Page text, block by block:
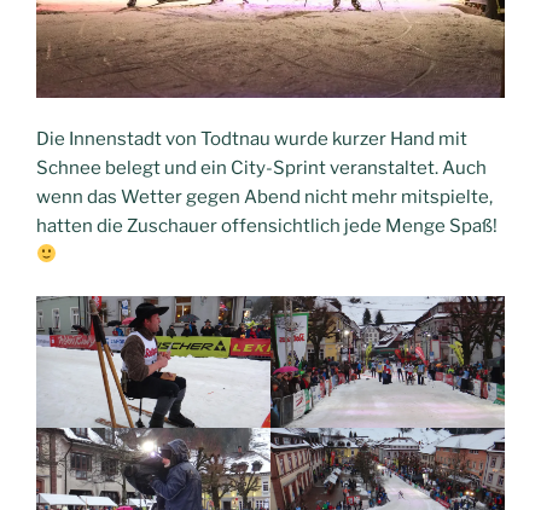
Die Innenstadt von Todtnau wurde kurzer Hand mit
Schnee belegt und ein City-Sprint veranstaltet. Auch
wenn das Wetter gegen Abend nicht mehr mitspielte,
hatten die Zuschauer offensichtlich jede Menge Spaß!